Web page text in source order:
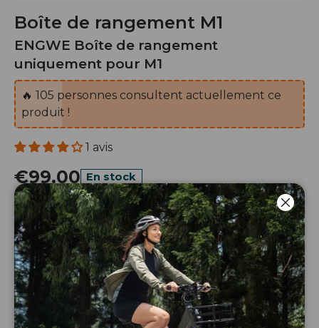
Boîte de rangement M1
ENGWE Boîte de rangement
uniquement pour M1
🔥 105 personnes consultent actuellement ce
produit !
1 avis
€99.00 En stock
Qté
+ Ajouter au panier
Achetez en toute confiance!